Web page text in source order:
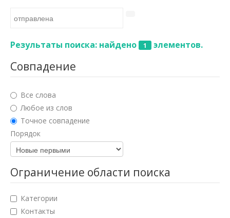
Философские науки
Филологические науки
Географические науки
Педагогические науки
Медицинские науки
Фармацевтические науки
Искусствоведение
Архитектура
Результаты поиска: найдено 1 элементов.
Совпадение
Все слова
Любое из слов
Точное совпадение
Порядок
Ограничение области поиска
Категории
Контакты